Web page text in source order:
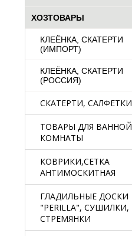
ХОЗТОВАРЫ
КЛЕЁНКА, СКАТЕРТИ
(ИМПОРТ)
КЛЕЁНКА, СКАТЕРТИ
(РОССИЯ)
СКАТЕРТИ, САЛФЕТКИ
ТОВАРЫ ДЛЯ ВАННОЙ
КОМНАТЫ
КОВРИКИ,СЕТКА
АНТИМОСКИТНАЯ
ГЛАДИЛЬНЫЕ ДОСКИ
"PERILLA", СУШИЛКИ,
СТРЕМЯНКИ